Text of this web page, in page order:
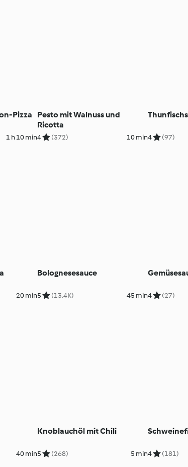
Pizza
1 h 10 min
Pesto mit Walnuss und
Ricotta
4 (372) 10 min4 (97)
20 min
Bolognesesauce
5 (13.4K) 45 min4 (27)
40 min
Knoblauchöl mit Chili
5 (268) 5 min4 (181)